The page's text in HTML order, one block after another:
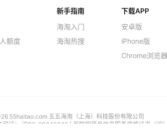
额度
新手指南
海淘入门
海淘热搜
下载APP
安卓版
iPhone版
Chrome浏览
55haitao.com 五五海淘（上海）科技股份有限公司
证： 沪B2-20240845 | 互联网药品信息服务资格证书（